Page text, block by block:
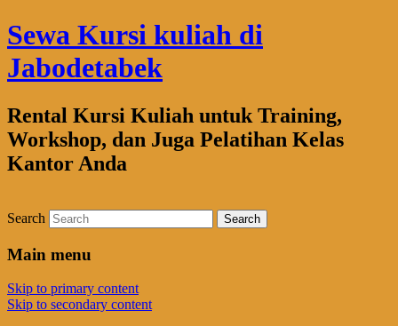
Sewa Kursi kuliah di
Jabodetabek
Rental Kursi Kuliah untuk Training,
Workshop, dan Juga Pelatihan Kelas
Kantor Anda
Search
Main menu
Skip to primary content
Skip to secondary content